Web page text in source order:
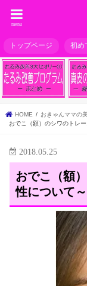
menu
トップページ 初め
HOME
おきゃんママの
おでこ（額）のシワのトレ
2018.05.25
おでこ（額
性について